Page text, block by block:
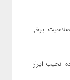
برخی
نجیب ایران